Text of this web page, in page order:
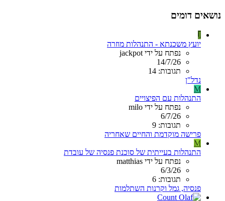
נושאים דומים
J
יועץ משכנתא - התנהלות מוזרה
נפתח על ידי jackpot
14/7/26
תגובות: 14
נדל"ן
M
התנהלות עם הפיצויים
נפתח על ידי milo
6/7/26
תגובות: 9
פרישה מוקדמת והחיים שאחריה
M
התנהלות בעייתית של סוכנת פנסיה של עובדת
נפתח על ידי matthias
6/3/26
תגובות: 6
פנסיה, גמל וקרנות השתלמות